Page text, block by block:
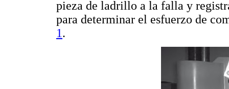
pieza de ladrillo a la falla y
para determinar el esfuerzo de
1.